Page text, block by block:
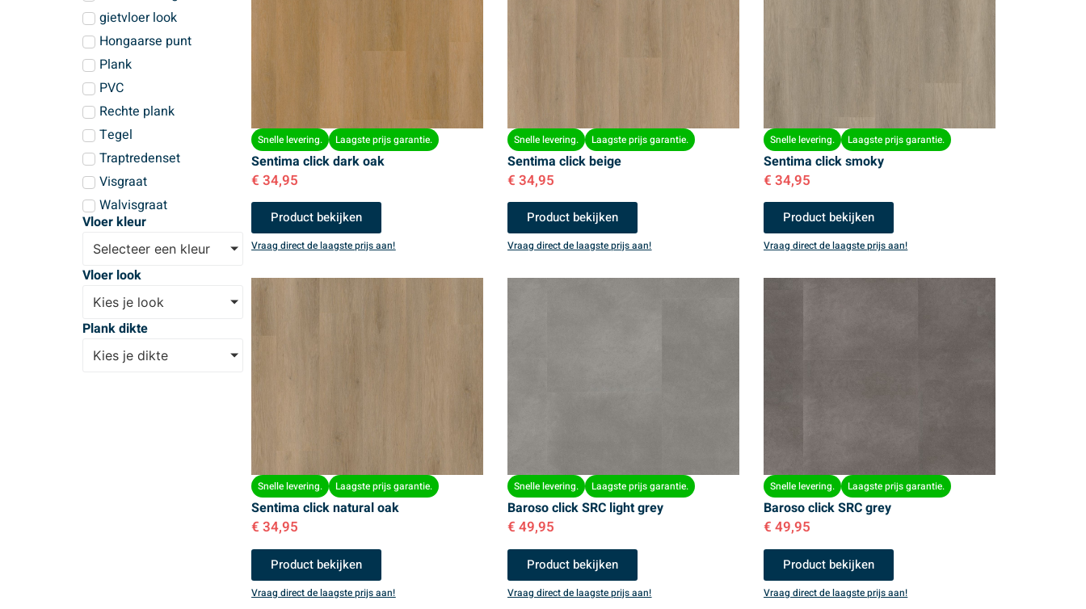
gietvloer look
Hongaarse punt
Plank
PVC
Rechte plank
Tegel
Traptredenset
Visgraat
Walvisgraat
Vloer kleur
Selecteer een kleur
Vloer look
Kies je look
Plank dikte
Kies je dikte
Snelle levering. Laagste prijs garantie.
Sentima click dark oak
€ 34,95
Product bekijken
Vraag direct de laagste prijs aan!
Snelle levering. Laagste prijs garantie.
Sentima click beige
€ 34,95
Product bekijken
Vraag direct de laagste prijs aan!
Snelle levering. Laagste prijs garantie.
Sentima click smoky
€ 34,95
Product bekijken
Vraag direct de laagste prijs aan!
Snelle levering. Laagste prijs garantie.
Sentima click natural oak
€ 34,95
Product bekijken
Vraag direct de laagste prijs aan!
Snelle levering. Laagste prijs garantie.
Baroso click SRC light grey
€ 49,95
Product bekijken
Vraag direct de laagste prijs aan!
Snelle levering. Laagste prijs garantie.
Baroso click SRC grey
€ 49,95
Product bekijken
Vraag direct de laagste prijs aan!